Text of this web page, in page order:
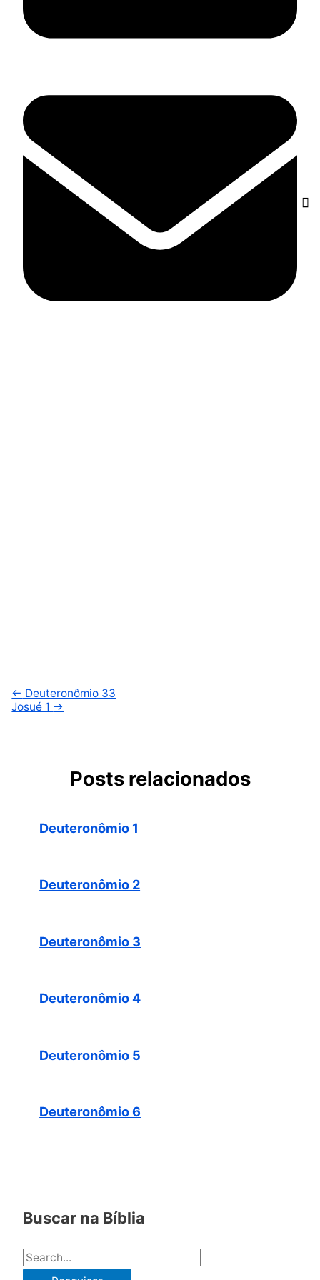
← Deuteronômio 33
Josué 1 →
Posts relacionados
Deuteronômio 1
Deuteronômio 2
Deuteronômio 3
Deuteronômio 4
Deuteronômio 5
Deuteronômio 6
Buscar na Bíblia
P